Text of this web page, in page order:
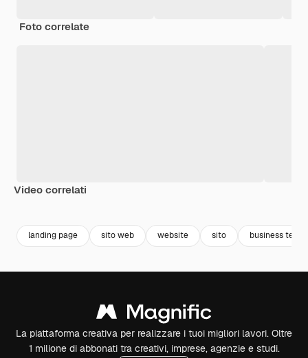
Foto correlate
Video correlati
landing page sito web website sito business
La piattaforma creativa per realizzare i tuoi migliori lavori. Oltre
1 milione di abbonati tra creativi, imprese, agenzie e studi.